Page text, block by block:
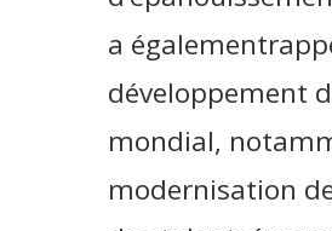
a
développement
mondial,
modernisation